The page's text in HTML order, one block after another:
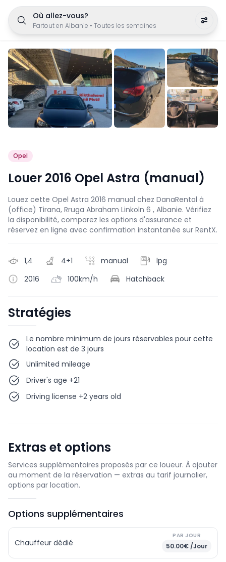
Où allez-vous?
Partout en Albanie • Toutes les semaines
Opel
Louer 2016 Opel Astra (manual)
Louez cette Opel Astra 2016 manual chez DanaRental à
(office) Tirana, Rruga Abraham Linkoln 6 , Albanie. Vérifiez
la disponibilité, comparez les options d'assurance et
réservez en ligne avec confirmation instantanée sur RentX.
1,4 4+1 manual
lpg
2016
100km/h Hatchback
Stratégies
Le nombre minimum de jours réservables pour cette
location est de 3 jours
Unlimited mileage
Driver's age +21
Driving license +2 years old
Extras et options
Services supplémentaires proposés par ce loueur. À ajouter
au moment de la réservation — extras au tarif journalier,
options par location.
Options supplémentaires
Chauffeur dédié
PAR JOUR
50.00€ /Jour